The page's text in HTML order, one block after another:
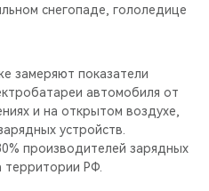
снегопаде, гололедице
замеряют показатели
автомобиля от
и на открытом воздухе,
устройств.
производителей зарядных
территории РФ.